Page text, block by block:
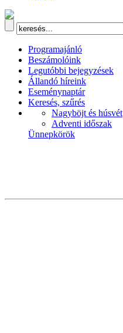
Programajánló
Beszámolóink
Legutóbbi bejegyzések
Állandó híreink
Eseménynaptár
Keresés, szűrés
Nagyböjt és húsvét
Adventi időszak
Ünnepkörök